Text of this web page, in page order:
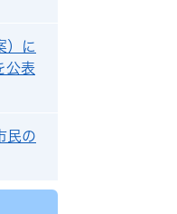
）に
公表
民の